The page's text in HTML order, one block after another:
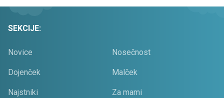
SEKCIJE:
Novice Nosečnost
Dojenček Malček
Najstniki Za mami